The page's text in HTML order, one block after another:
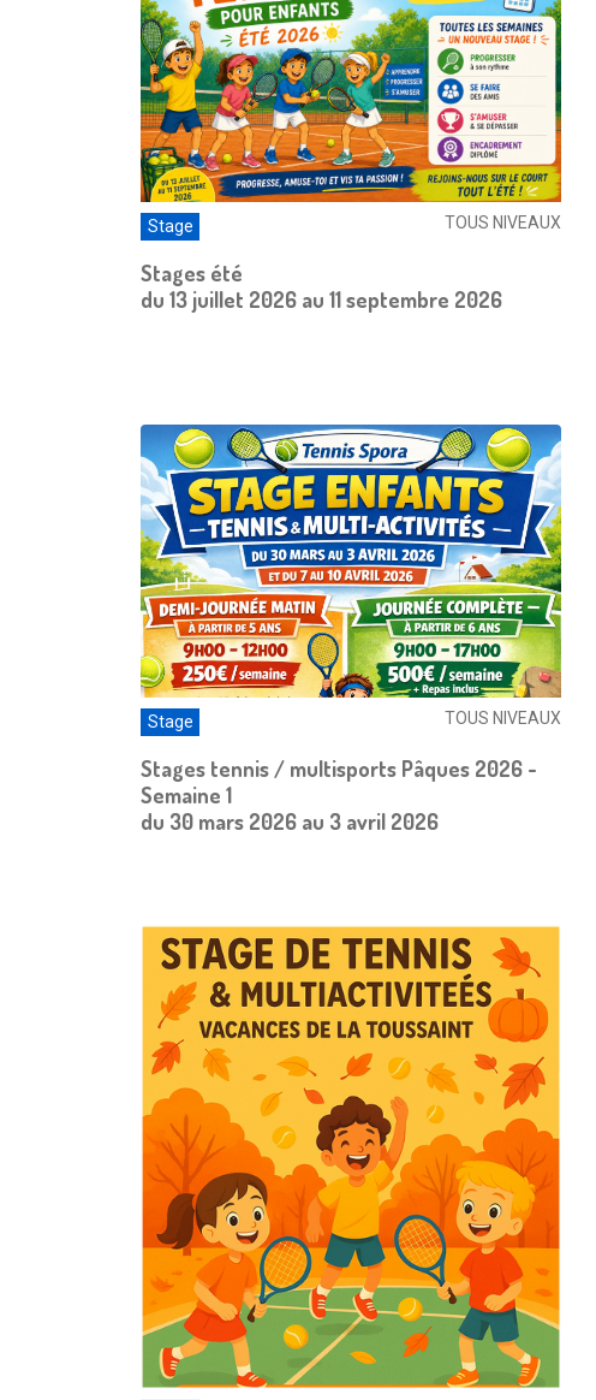
Stage TOUS NIVEAUX
Stages été
du 13 juillet 2026 au 11 septembre 2026
Stage TOUS NIVEAUX
Stages tennis / multisports Pâques 2026 -
Semaine 1
du 30 mars 2026 au 3 avril 2026